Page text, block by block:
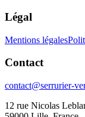
Légal
Mentions légales
Contact
contact@serrurier-
12 rue Nicolas